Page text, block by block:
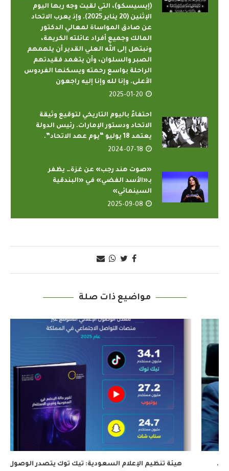
(إيسيسكو)، التي لقيت وجه ربها اليوم
الإثنين (20 يناير 2025). وإذ يعرب الاتحاد
عن صادق المواساة لمعالي الدكتور
المالك وجميع أفراد عائلته الكريمة،
ونبتهل إلى الله العلي القدير أن يلهمهم
الصبر والسلوان، وأن يتغمد فقيدتهم
الراحلة بواسع رحمته ويسكنها الفردوس
الأعلى. وإنا لله وإنا إليه راجعون
2025-01-20
احتفاءً باليوم التاريخي لتوقيع وثيقة
الاتحاد ودستور الإمارات. رئيس الدولة
يعتمد 18 يوليو “يوم عهد الاتحاد”.
2024-07-18
«صوت هند رجب» عن غزة… يظفر
بـ«الأسد الفضي» في «البندقية
السينمائي»
2025-09-08
مواضيع ذات صلة
هيئة تنظيم الإعلام السعودية: تيك توك يتصدر الوصول...